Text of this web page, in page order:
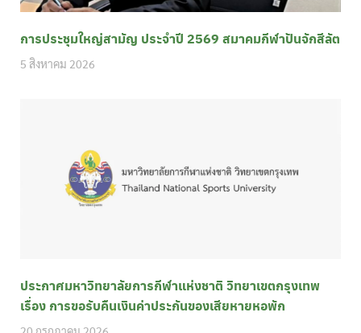
การประชุมใหญ่สามัญ ประจำปี 2569 สมาคมกีฬาปันจักสีลัต
5 สิงหาคม 2026
ประกาศมหาวิทยาลัยการกีฬาแห่งชาติ วิทยาเขตกรุงเทพ
เรื่อง การขอรับคืนเงินค่าประกันของเสียหายหอพัก